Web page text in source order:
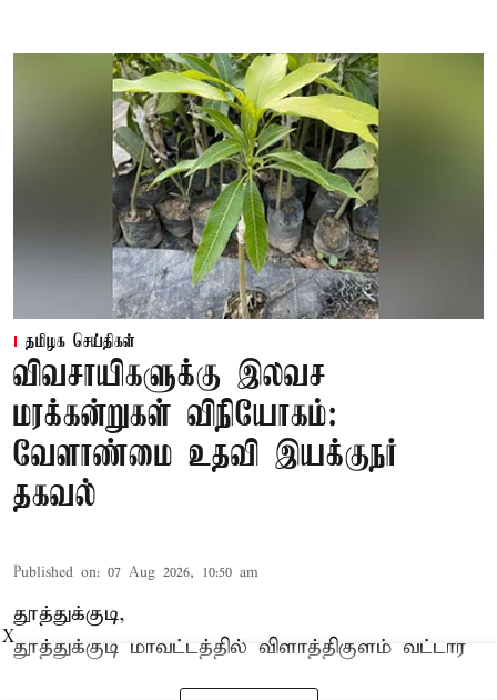
தமிழக செய்திகள்
விவசாயிகளுக்கு இலவச
மரக்கன்றுகள் விநியோகம்:
வேளாண்மை உதவி இயக்குநர்
தகவல்
Published on: 07 Aug 2026, 10:50 am
தூத்துக்குடி,
தூத்துக்குடி மாவட்டத்தில் விளாத்திகுளம் வட்டார
X